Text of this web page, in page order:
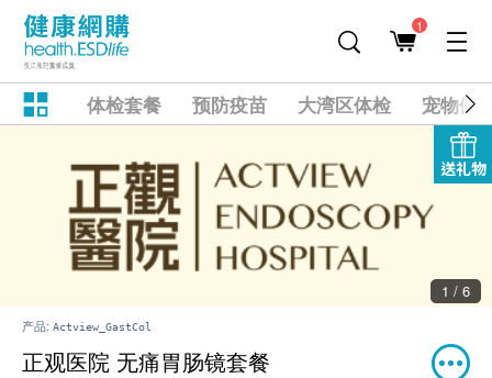
1
体检套餐 预防疫苗 大湾区体检 宠物健
送礼物
2 / 6
产品: Actview_GastCol
正观医院 无痛胃肠镜套餐